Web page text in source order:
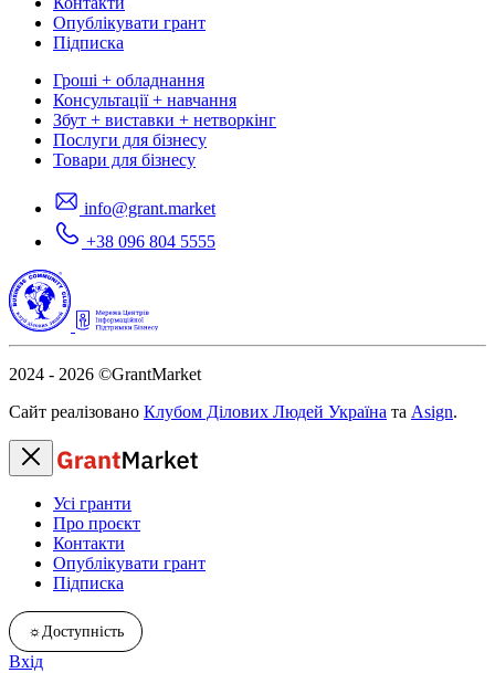
Опублікувати грант
Підписка
Гроші + обладнання
Консультації + навчання
Збут + виставки + нетворкінг
Послуги для бізнесу
Товари для бізнесу
info@grant.market
+38 096 804 5555
2024 - 2026 ©GrantMarket
Сайт реалізовано Клубом Ділових Людей Україна та Asign.
Усі гранти
Про проєкт
Контакти
Опублікувати грант
Підписка
☼ Доступність
Вхід